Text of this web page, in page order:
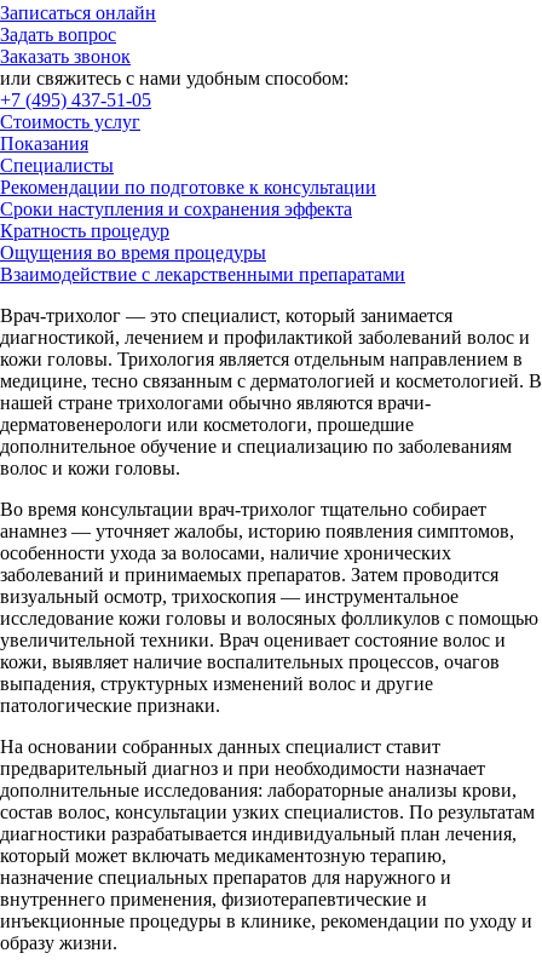
Записаться онлайн
Задать вопрос
Заказать звонок
или свяжитесь с нами удобным способом:
+7 (495) 437-51-05
Стоимость услуг
Показания
Специалисты
Рекомендации по подготовке к консультации
Сроки наступления и сохранения эффекта
Кратность процедур
Ощущения во время процедуры
Взаимодействие с лекарственными препаратами
Врач-трихолог — это специалист, который занимается
диагностикой, лечением и профилактикой заболеваний волос и
кожи головы. Трихология является отдельным направлением в
медицине, тесно связанным с дерматологией и косметологией. В
нашей стране трихологами обычно являются врачи-
дерматовенерологи или косметологи, прошедшие
дополнительное обучение и специализацию по заболеваниям
волос и кожи головы.
Во время консультации врач-трихолог тщательно собирает
анамнез — уточняет жалобы, историю появления симптомов,
особенности ухода за волосами, наличие хронических
заболеваний и принимаемых препаратов. Затем проводится
визуальный осмотр, трихоскопия — инструментальное
исследование кожи головы и волосяных фолликулов с помощью
увеличительной техники. Врач оценивает состояние волос и
кожи, выявляет наличие воспалительных процессов, очагов
выпадения, структурных изменений волос и другие
патологические признаки.
На основании собранных данных специалист ставит
предварительный диагноз и при необходимости назначает
дополнительные исследования: лабораторные анализы крови,
состав волос, консультации узких специалистов. По результатам
диагностики разрабатывается индивидуальный план лечения,
который может включать медикаментозную терапию,
назначение специальных препаратов для наружного и
внутреннего применения, физиотерапевтические и
инъекционные процедуры в клинике, рекомендации по уходу и
образу жизни.